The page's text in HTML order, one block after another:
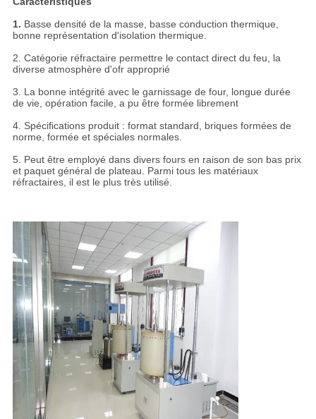
1. Basse densité de la masse, basse conduction thermique,
bonne représentation d'isolation thermique.
2. Catégorie réfractaire permettre le contact direct du feu, la
diverse atmosphère d'ofr approprié
3. La bonne intégrité avec le garnissage de four, longue durée
de vie, opération facile, a pu être formée librement
4. Spécifications produit : format standard, briques formées de
norme, formée et spéciales normales.
5. Peut être employé dans divers fours en raison de son bas prix
et paquet général de plateau. Parmi tous les matériaux
réfractaires, il est le plus très utilisé.